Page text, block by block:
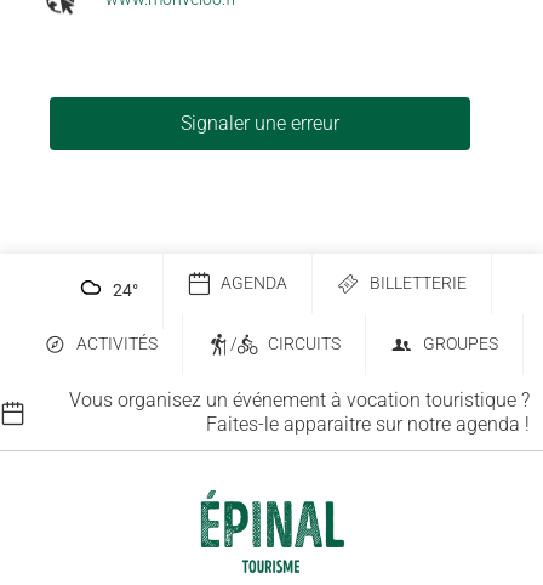
Signaler une erreur
24° AGENDA BILLETTERIE
ACTIVITÉS / CIRCUITS GROUPES
Vous organisez un événement à vocation touristique ?
Faites-le apparaitre sur notre agenda !